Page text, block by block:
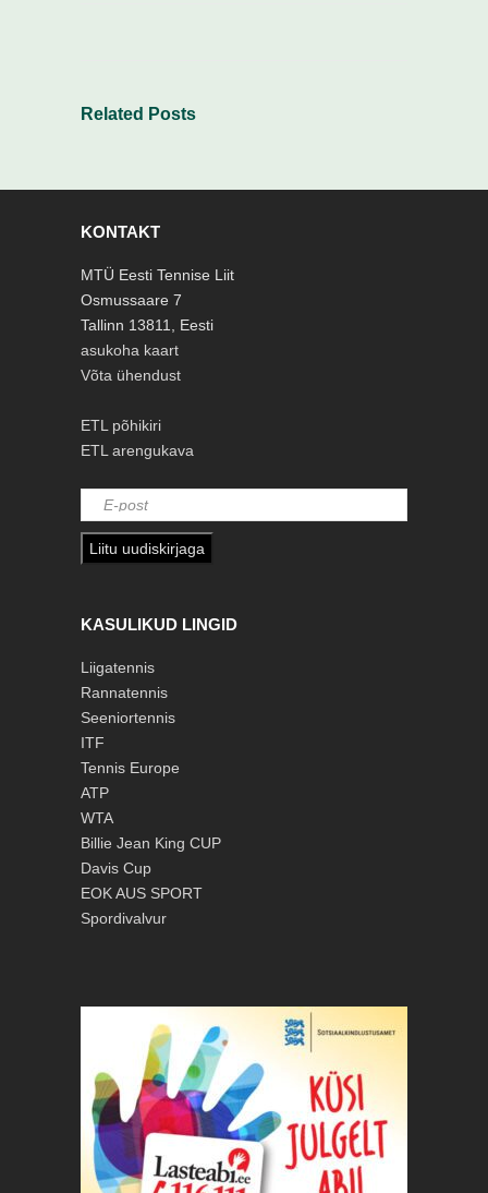
Related Posts
KONTAKT
MTÜ Eesti Tennise Liit
Osmussaare 7
Tallinn 13811, Eesti
asukoha kaart
Võta ühendust
ETL põhikiri
ETL arengukava
Liitu uudiskirjaga
KASULIKUD LINGID
Liigatennis
Rannatennis
Seeniortennis
ITF
Tennis Europe
ATP
WTA
Billie Jean King CUP
Davis Cup
EOKAUS SPORT
Spordivalvur